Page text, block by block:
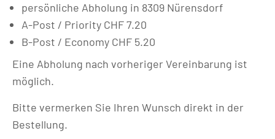
persönliche Abholung in 8309 Nürensdorf
A-Post / Priority CHF 7.20
B-Post / Economy CHF 5.20
Eine Abholung nach vorheriger Vereinbarung ist
möglich.
Bitte vermerken Sie Ihren Wunsch direkt in der
Bestellung.